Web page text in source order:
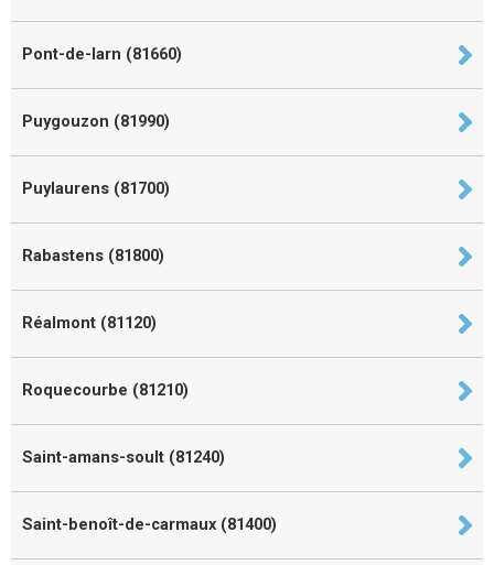
Pont-de-larn (81660)
Puygouzon (81990)
Puylaurens (81700)
Rabastens (81800)
Réalmont (81120)
Roquecourbe (81210)
Saint-amans-soult (81240)
Saint-benoît-de-carmaux (81400)